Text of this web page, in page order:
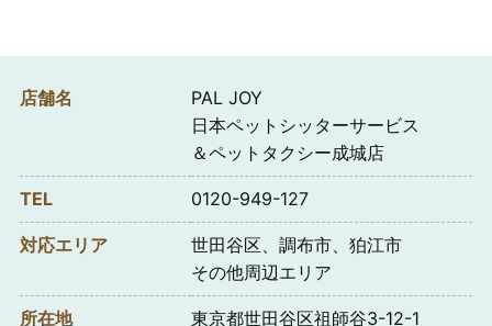
店舗名
PAL JOY
日本ペットシッターサービス
＆ペットタクシー成城店
TEL 0120-949-127
対応エリア
世田谷区、調布市、狛江市
その他周辺エリア
所在地
東京都世田谷区祖師谷3-12-1